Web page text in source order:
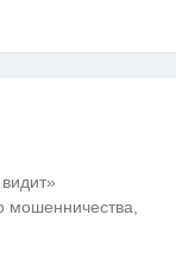
мошенничества,